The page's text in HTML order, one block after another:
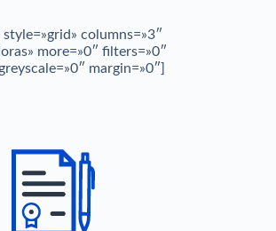
columns=»3″
more=»0″ filters=»0″
margin=»0″]